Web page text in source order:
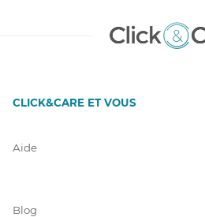
CLICK&CARE ET VOUS
Aide
Blog